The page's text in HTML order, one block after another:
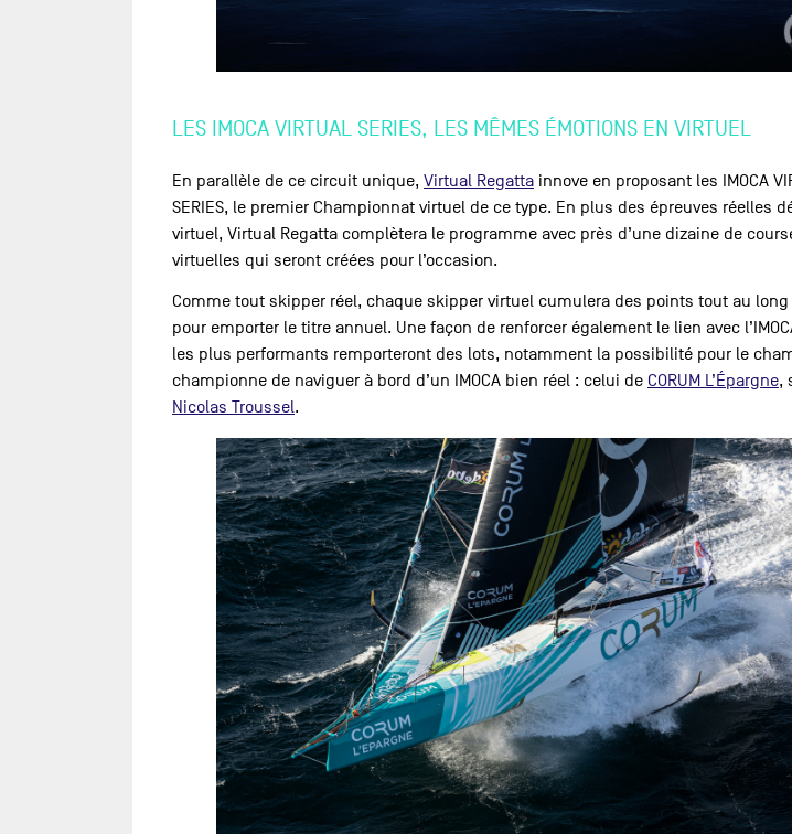
LES IMOCA VIRTUAL SERIES, LES MÊMES ÉMOTIONS EN VIRTUEL
En parallèle de ce circuit unique, Virtual Regatta innove en proposant les IMOCA
SERIES, le premier Championnat virtuel de ce type. En plus des épreuves réelles
virtuel, Virtual Regatta complètera le programme avec près d’une dizaine de
virtuelles qui seront créées pour l’occasion.
Comme tout skipper réel, chaque skipper virtuel cumulera des points tout au long
pour emporter le titre annuel. Une façon de renforcer également le lien avec
les plus performants remporteront des lots, notamment la possibilité pour le
championne de naviguer à bord d’un IMOCA bien réel : celui de CORUM L’Épargne,
Nicolas Troussel.